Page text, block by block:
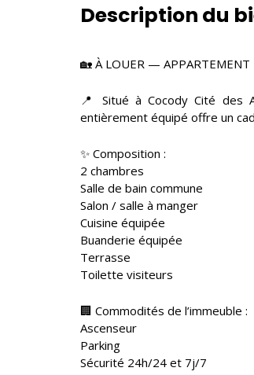
Description du
🏡 À LOUER — APPARTEMENT
📍 Situé à Cocody Cité des
entièrement équipé offre un
✨ Composition :
2 chambres
Salle de bain commune
Salon / salle à manger
Cuisine équipée
Buanderie équipée
Terrasse
Toilette visiteurs
🏢 Commodités de l’immeuble :
Ascenseur
Parking
Sécurité 24h/24 et 7j/7